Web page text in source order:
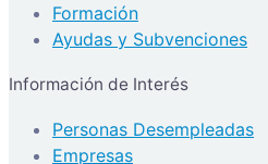
Formación
Ayudas y Subvenciones
Información de Interés
Personas Desempleadas
Empresas